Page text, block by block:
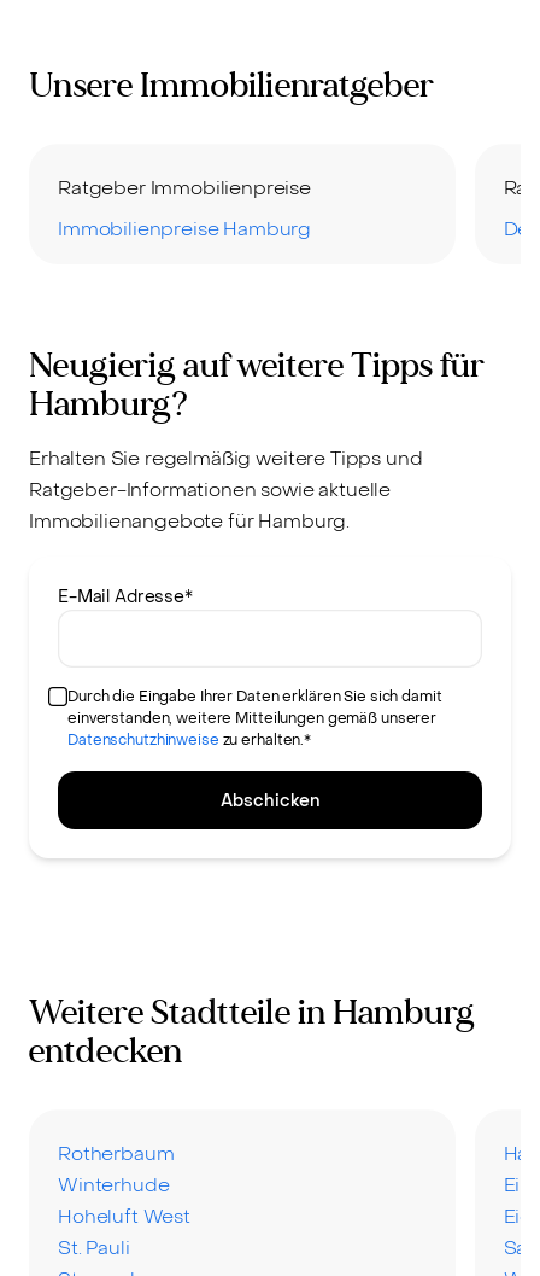
Unsere Immobilienratgeber
Ratgeber Immobilienpreise
Immobilienpreise Hamburg
Neugierig auf weitere Tipps für
Hamburg?
Erhalten Sie regelmäßig weitere Tipps und
Ratgeber-Informationen sowie aktuelle
Immobilienangebote für Hamburg.
E-Mail Adresse*
Durch die Eingabe Ihrer Daten erklären Sie sich damit
einverstanden, weitere Mitteilungen gemäß unserer
Datenschutzhinweise zu erhalten.*
Abschicken
Weitere Stadtteile in Hamburg
entdecken
Rotherbaum
Winterhude
Hoheluft West
St. Pauli